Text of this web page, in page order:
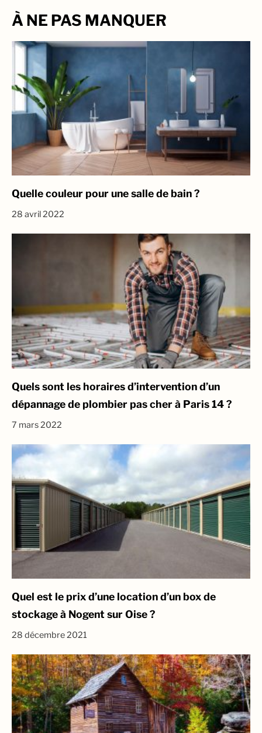
À NE PAS MANQUER
Quelle couleur pour une salle de bain ?
28 avril 2022
Quels sont les horaires d’intervention d’un
dépannage de plombier pas cher à Paris 14 ?
7 mars 2022
Quel est le prix d’une location d’un box de
stockage à Nogent sur Oise ?
28 décembre 2021